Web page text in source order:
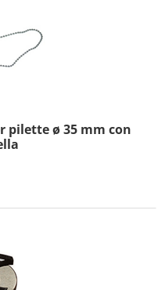
pilette ø 35 mm con